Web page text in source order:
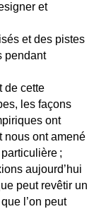
et
et des pistes
pendant
de cette
les façons
ont
nous ont amené
;
aujourd’hui
peut revêtir un
l’on peut